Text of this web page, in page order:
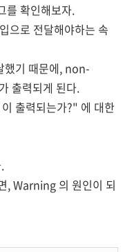
를 확인해보자.
으로 전달해야하는 속
했기 때문에, non-
출력되게 된다.
출력되는가?" 에 대한
, Warning 의 원인이 되